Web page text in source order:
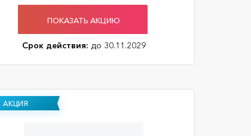
ПОКАЗАТЬ АКЦИЮ
Срок действия: до 30.11.2029
АКЦИЯ